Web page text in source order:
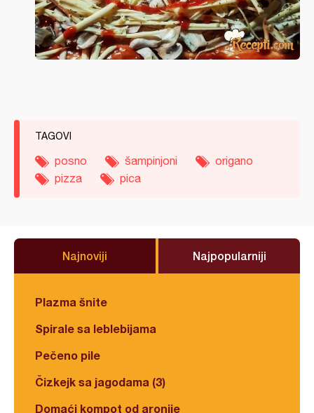
TAGOVI
posno šampinjoni
origano
pizza
pica
Najnoviji Najpopularniji
Plazma šnite
Spirale sa leblebijama
Pečeno pile
Čizkejk sa jagodama (3)
Domaći kompot od aronije